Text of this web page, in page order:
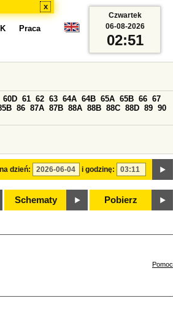
x
Praca
dzień: i godzinę:
60D 61 62 63 64A 64B 65A 65B 66 67
86 87A 87B 88A 88B 88C 88D 89 90
Schematy Pobierz
Czwartek
06-08-2026
02:51
Pomoc